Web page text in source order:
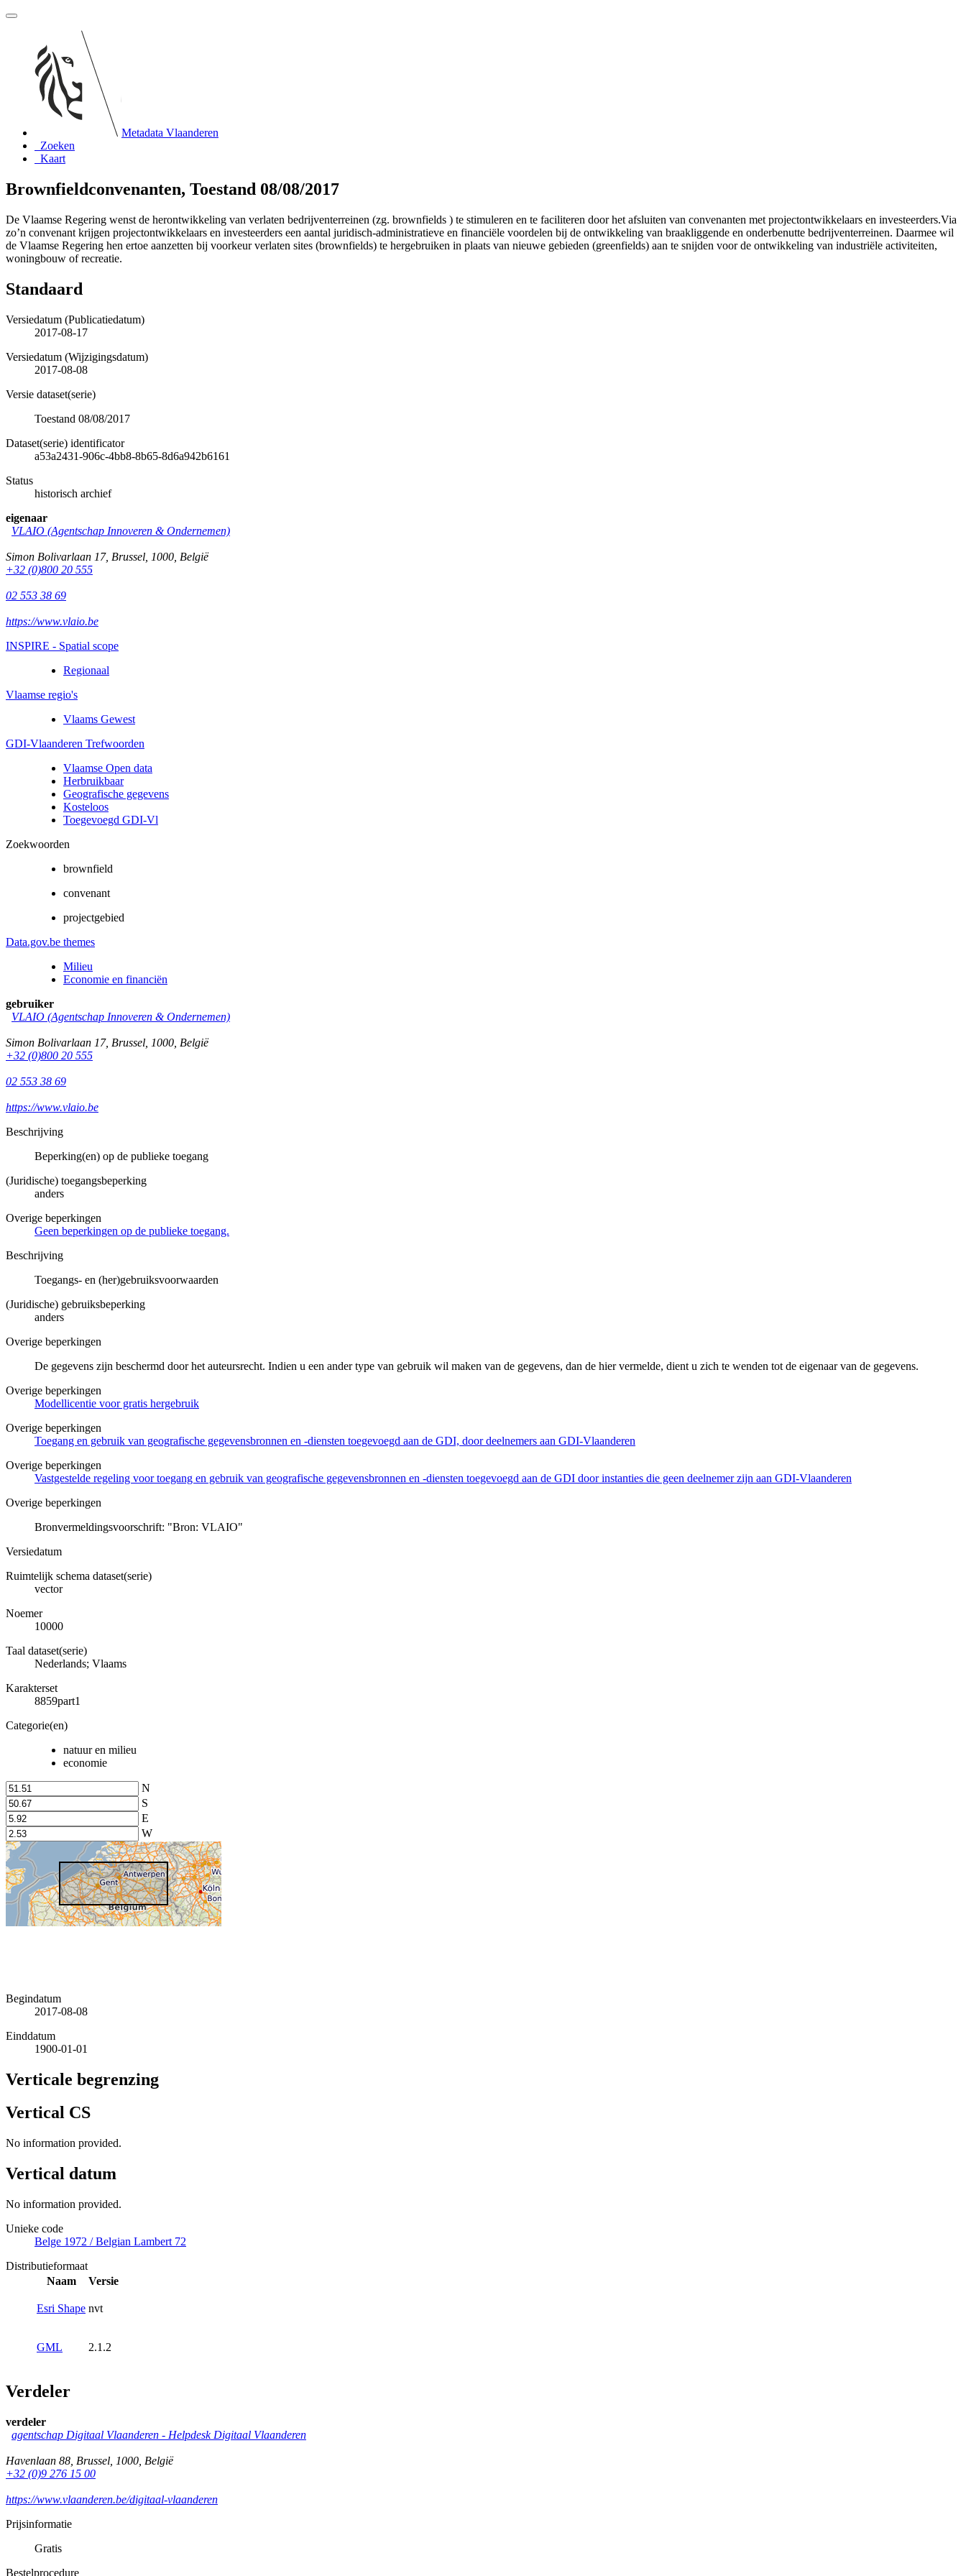
Metadata Vlaanderen
Zoeken
Kaart
Brownfieldconvenanten, Toestand 08/08/2017
De Vlaamse Regering wenst de herontwikkeling van verlaten bedrijventerreinen (zg. brownfields ) te stimuleren en te faciliteren door het afsluiten van convenanten met projectontwikkelaars en investeerders.Via
zo’n convenant krijgen projectontwikkelaars en investeerders een aantal juridisch-administratieve en financiële voordelen bij de ontwikkeling van braakliggende en onderbenutte bedrijventerreinen. Daarmee wil
de Vlaamse Regering hen ertoe aanzetten bij voorkeur verlaten sites (brownfields) te hergebruiken in plaats van nieuwe gebieden (greenfields) aan te snijden voor de ontwikkeling van industriële activiteiten,
woningbouw of recreatie.
Standaard
Versiedatum (Publicatiedatum)
2017-08-17
Versiedatum (Wijzigingsdatum)
2017-08-08
Versie dataset(serie)
Toestand 08/08/2017
Dataset(serie) identificator
a53a2431-906c-4bb8-8b65-8d6a942b6161
Status
historisch archief
eigenaar
VLAIO (Agentschap Innoveren & Ondernemen)
Simon Bolivarlaan 17, Brussel 1000 België
+32 (0)800 20 555
02 553 38 69
https://www.vlaio.be
INSPIRE - Spatial scope
Regionaal
Vlaamse regio's
Vlaams Gewest
GDI-Vlaanderen Trefwoorden
Vlaamse Open data
Herbruikbaar
Geografische gegevens
Kosteloos
Toegevoegd GDI-Vl
Zoekwoorden
brownfield
convenant
projectgebied
Data.gov.be themes
Milieu
Economie en financiën
gebruiker
VLAIO (Agentschap Innoveren & Ondernemen)
Simon Bolivarlaan 17, Brussel 1000 België
+32 (0)800 20 555
02 553 38 69
https://www.vlaio.be
Beschrijving
Beperking(en) op de publieke toegang
(Juridische) toegangsbeperking
anders
Overige beperkingen
Geen beperkingen op de publieke toegang.
Beschrijving
Toegangs- en (her)gebruiksvoorwaarden
(Juridische) gebruiksbeperking
anders
Overige beperkingen
De gegevens zijn beschermd door het auteursrecht. Indien u een ander type van gebruik wil maken van de gegevens, dan de hier vermelde, dient u zich te wenden tot de eigenaar van de gegevens.
Overige beperkingen
Modellicentie voor gratis hergebruik
Overige beperkingen
Toegang en gebruik van geografische gegevensbronnen en -diensten toegevoegd aan de GDI, door deelnemers aan GDI-Vlaanderen
Overige beperkingen
Vastgestelde regeling voor toegang en gebruik van geografische gegevensbronnen en -diensten toegevoegd aan de GDI door instanties die geen deelnemer zijn aan GDI-Vlaanderen
Overige beperkingen
Bronvermeldingsvoorschrift: "Bron: VLAIO"
Versiedatum
Ruimtelijk schema dataset(serie)
vector
Noemer
10000
Taal dataset(serie)
Nederlands; Vlaams
Karakterset
8859part1
Categorie(en)
natuur en milieu
economie
N
S
E
W
Begindatum
2017-08-08
Einddatum
1900-01-01
Verticale begrenzing
Vertical CS
No information provided.
Vertical datum
No information provided.
Unieke code
Belge 1972 / Belgian Lambert 72
Distributieformaat
Naam
Versie
Esri Shape nvt
GML 2.1.2
Verdeler
verdeler
agentschap Digitaal Vlaanderen - Helpdesk Digitaal Vlaanderen
Havenlaan 88 Brussel 1000 België
+32 (0)9 276 15 00
https://www.vlaanderen.be/digitaal-vlaanderen
Prijsinformatie
Gratis
Bestelprocedure